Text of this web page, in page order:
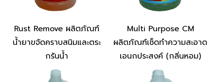
Rust Remove ผลิตภัณฑ์
น้ำยาขจัดคราบสนิมและตระ
กรันน้ำ
Multi Purpose CM
ผลิตภัณฑ์เช็ดทำความสะอาด
เอนกประสงค์ (กลิ่นหอม)